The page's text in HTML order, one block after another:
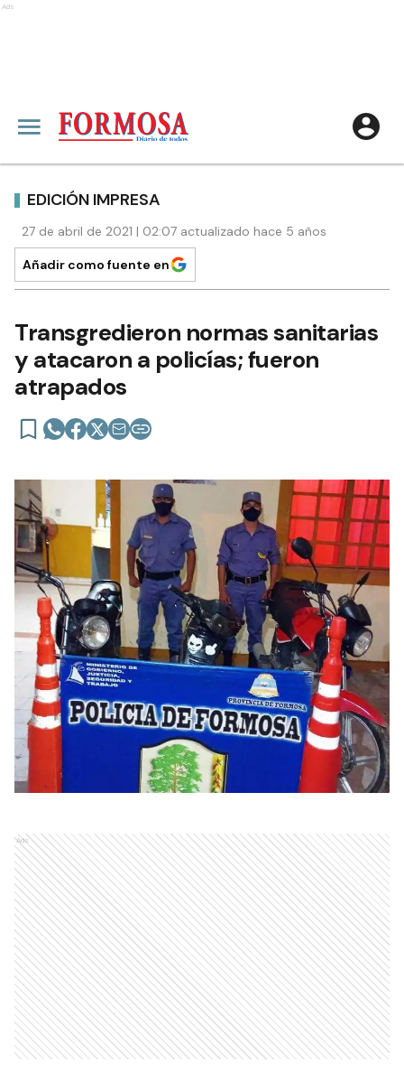
Ads
EDICIÓN IMPRESA
27 de abril de 2021 | 02:07 actualizado hace 5 años
Añadir como fuente en
Transgredieron normas sanitarias
y atacaron a policías; fueron
atrapados
Ads